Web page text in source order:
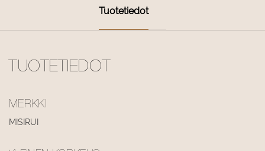
Tuotetiedot
TUOTETIEDOT
MERKKI
MISIRUI